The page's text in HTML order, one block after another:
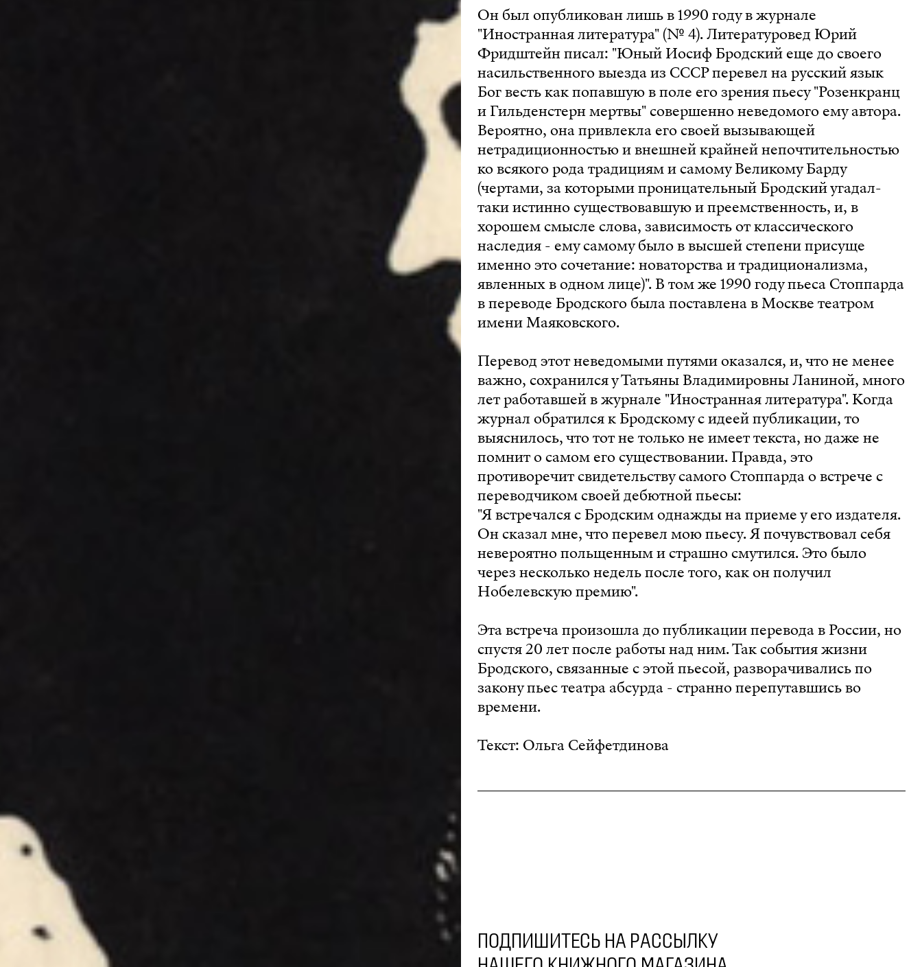
Он был опубликован лишь в 1990 году в журнале
"Иностранная литература" (№ 4). Литературовед Юрий
Фридштейн писал: "Юный Иосиф Бродский еще до своего
насильственного выезда из СССР перевел на русский язык
Бог весть как попавшую в поле его зрения пьесу "Розенкранц
и Гильденстерн мертвы" совершенно неведомого ему автора.
Вероятно, она привлекла его своей вызывающей
нетрадиционностью и внешней крайней непочтительностью
ко всякого рода традициям и самому Великому Барду
(чертами, за которыми проницательный Бродский угадал-
таки истинно существовавшую и преемственность, и, в
хорошем смысле слова, зависимость от классического
наследия - ему самому было в высшей степени присуще
именно это сочетание: новаторства и традиционализма,
явленных в одном лице)". В том же 1990 году пьеса Стоппарда
в переводе Бродского была поставлена в Москве театром
имени Маяковского.
Перевод этот неведомыми путями оказался, и, что не менее
важно, сохранился у Татьяны Владимировны Ланиной, много
лет работавшей в журнале "Иностранная литература". Когда
журнал обратился к Бродскому с идеей публикации, то
выяснилось, что тот не только не имеет текста, но даже не
помнит о самом его существовании. Правда, это
противоречит свидетельству самого Стоппарда о встрече с
переводчиком своей дебютной пьесы:
"Я встречался с Бродским однажды на приеме у его издателя.
Он сказал мне, что перевел мою пьесу. Я почувствовал себя
невероятно польщенным и страшно смутился. Это было
через несколько недель после того, как он получил
Нобелевскую премию".
Эта встреча произошла до публикации перевода в России, но
спустя 20 лет после работы над ним. Так события жизни
Бродского, связанные с этой пьесой, разворачивались по
закону пьес театра абсурда - странно перепутавшись во
времени.
Текст: Ольга Сейфетдинова
ПОДПИШИТЕСЬ НА РАССЫЛКУ